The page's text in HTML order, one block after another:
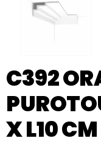
C392
X L10 CM